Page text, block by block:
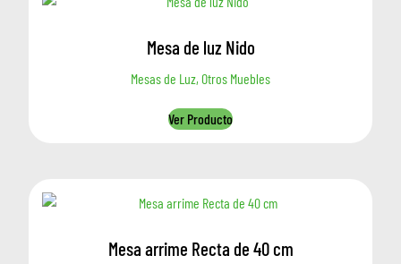
Mesa de luz Nido
Mesas de Luz, Otros Muebles
Ver Producto
Mesa arrime Recta de 40 cm